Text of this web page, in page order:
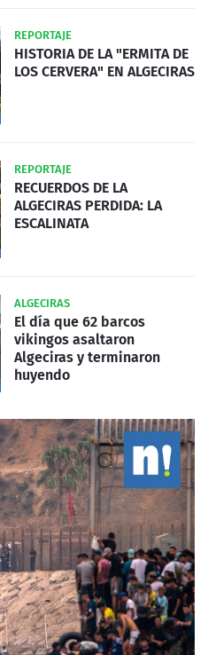
REPORTAJE
HISTORIA DE LA "ERMITA DE
LOS CERVERA" EN ALGECIRAS
REPORTAJE
RECUERDOS DE LA
ALGECIRAS PERDIDA: LA
ESCALINATA
ALGECIRAS
El día que 62 barcos
vikingos asaltaron
Algeciras y terminaron
huyendo